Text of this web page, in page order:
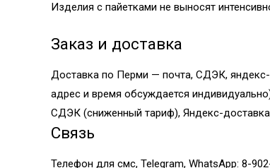
Изделия с пайетками не выносят
Заказ и доставка
Доставка по Перми — почта, СДЭК,
адрес и время обсуждается
СДЭК (сниженный тариф), Яндекс-
Связь
Телефон для смс, Telegram, WhatsApp: 8-